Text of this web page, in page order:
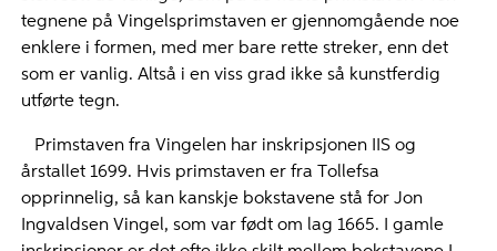
tegnene på Vingelsprimstaven er gjennomgående noe
enklere i formen, med mer bare rette streker, enn det
som er vanlig. Altså i en viss grad ikke så kunstferdig
utførte tegn.
Primstaven fra Vingelen har inskripsjonen IIS og
årstallet 1699. Hvis primstaven er fra Tollefsa
opprinnelig, så kan kanskje bokstavene stå for Jon
Ingvaldsen Vingel, som var født om lag 1665. I gamle